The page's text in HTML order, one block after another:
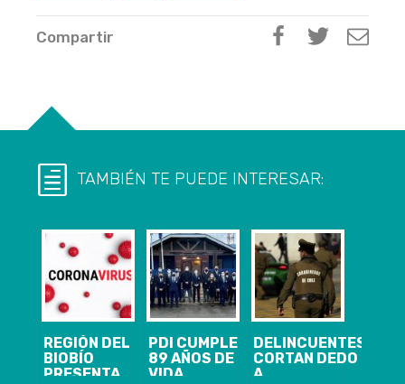
Compartir
TAMBIÉN TE PUEDE INTERESAR:
REGIÓN DEL
BIOBÍO
PRESENTA
PDI CUMPLE
89 AÑOS DE
VIDA
DELINCUENTES
CORTAN DEDO
A